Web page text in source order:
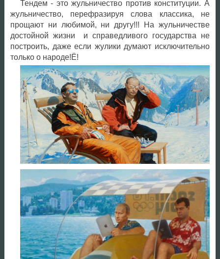
Тендем - это жульничество против конституции. А
жульничество, перефразируя слова классика, не
прощают ни любимой, ни другу!!! На жульничестве
достойной жизни и справедливого государства не
построить, даже если жулики думают исключительно
только о народе!Ё!